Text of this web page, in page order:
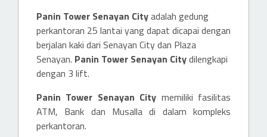
Panin Tower Senayan Cityadalah gedung
perkantoran 25 lantai yang dapat dicapai dengan
berjalan kaki dari Senayan City dan Plaza
Senayan. Panin Tower Senayan Citydilengkapi
dengan 3 lift.
Panin Tower Senayan City memiliki fasilitas
ATM, Bank dan Musalla di dalam kompleks
perkantoran.